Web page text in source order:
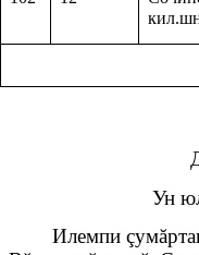
Ун
Илемпи çумăртан